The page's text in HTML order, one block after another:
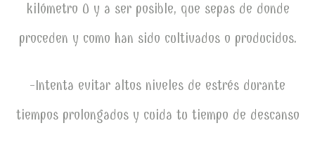
kilómetro 0 y a ser posible, que sepas de donde
proceden y como han sido cultivados o producidos.
-Intenta evitar altos niveles de estrés durante
tiempos prolongados y cuida tu tiempo de descanso